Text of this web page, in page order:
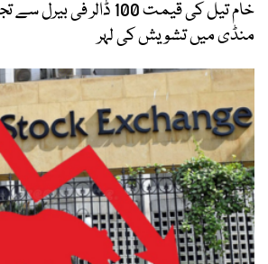
خام تیل کی قیمت 100 ڈالر
منڈی میں تشویش کی لہر